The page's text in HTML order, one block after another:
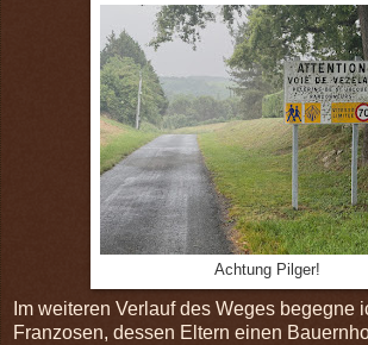
Achtung Pilger!
Im weiteren Verlauf des Weges begegne
Franzosen, dessen Eltern einen